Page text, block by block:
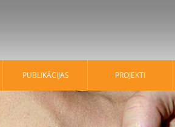
PUBLIKĀCIJAS PROJEKTI